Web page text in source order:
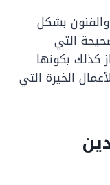
بشكل
التي
كذلك بكونها
الخيرة التي